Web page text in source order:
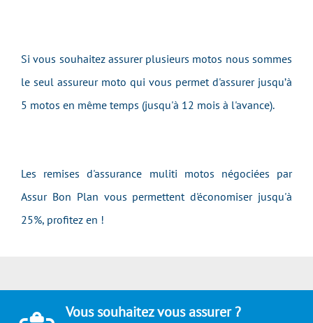
Si vous souhaitez assurer plusieurs motos nous sommes
le seul assureur moto qui vous permet d'assurer jusqu’à
5 motos en même temps (jusqu'à 12 mois à l'avance).
Les remises d'assurance muliti motos négociées par
Assur Bon Plan vous permettent d'économiser jusqu'à
25%, profitez en !
Vous souhaitez vous assurer ?